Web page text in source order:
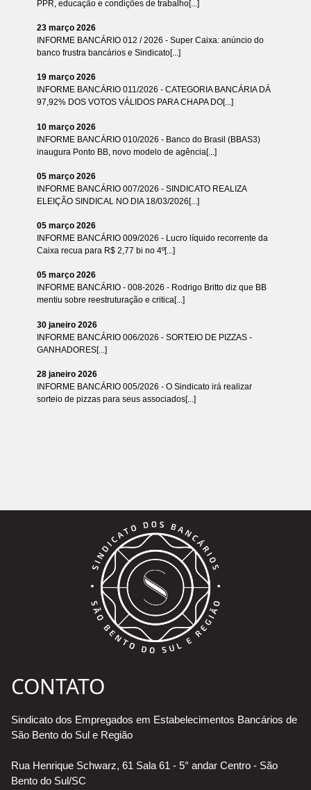
PPR, educação e condições de trabalho[...]
23 março 2026
INFORME BANCÁRIO 012 / 2026 - Super Caixa: anúncio do
banco frustra bancários e Sindicato[...]
19 março 2026
INFORME BANCÁRIO 011/2026 - CATEGORIA BANCÁRIA DÁ
97,92% DOS VOTOS VÁLIDOS PARA CHAPA DO[...]
10 março 2026
INFORME BANCÁRIO 010/2026 - Banco do Brasil (BBAS3)
inaugura Ponto BB, novo modelo de agência[...]
05 março 2026
INFORME BANCÁRIO 007/2026 - SINDICATO REALIZA
ELEIÇÃO SINDICAL NO DIA 18/03/2026[...]
05 março 2026
INFORME BANCÁRIO 009/2026 - Lucro líquido recorrente da
Caixa recua para R$ 2,77 bi no 4º[...]
05 março 2026
INFORME BANCÁRIO - 008-2026 - Rodrigo Britto diz que BB
mentiu sobre reestruturação e critica[...]
30 janeiro 2026
INFORME BANCÁRIO 006/2026 - SORTEIO DE PIZZAS -
GANHADORES[...]
28 janeiro 2026
INFORME BANCÁRIO 005/2026 - O Sindicato irá realizar
sorteio de pizzas para seus associados[...]
CONTATO
Sindicato dos Empregados em Estabelecimentos Bancários de
São Bento do Sul e Região
Rua Henrique Schwarz, 61 Sala 61 - 5° andar Centro - São
Bento do Sul/SC